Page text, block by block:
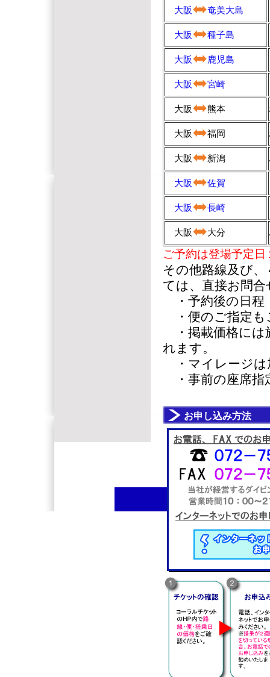
大阪 奄美大島
大阪 種子島
大阪 鹿児島
大阪 宮崎
大阪 熊本
大阪 福岡
大阪 新潟
大阪 佐賀
大阪 長崎
大阪 大分
ご予約は登場予定
その他路線及び
ては、直接お問
・予約後の日程
・便のご指定も
・掲載価格には
れます。
・マイレージは
・事前の座席指
お申し込み方法